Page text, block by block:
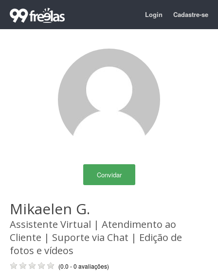
Login Cadastre-se
Convidar
Mikaelen G.
Assistente Virtual | Atendimento ao
Cliente | Suporte via Chat | Edição de
fotos e vídeos
(0.0 - 0 avaliações)